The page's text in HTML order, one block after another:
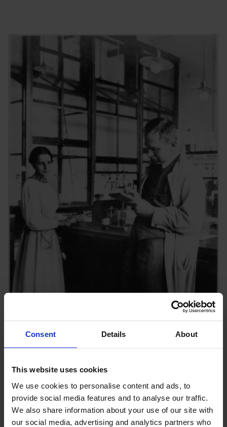
Consent Details About
This website uses cookies
We use cookies to personalise content and ads, to
provide social media features and to analyse our traffic.
We also share information about your use of our site with
our social media, advertising and analytics partners who
Lise Meitner og Otto Hahn på Kaiser-Wilhelm Instituttet i Berlin.
det fordi han stod i taknemmelighedsgæld. Europas største og
mest avancerede partikelaccelerator, en cyklotron, var blevet
skænket Bohrs nye laboratorium i København af Thrige Fonden.
Og ikke nok med det. Den 37 tons tunge magnet var også blevet
bygget i Odense. Thriges tekniske direktør, Viggo Meyer, havde